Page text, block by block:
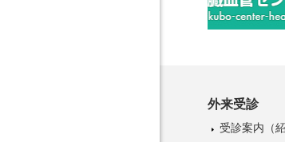
外来受診
受診案内 （